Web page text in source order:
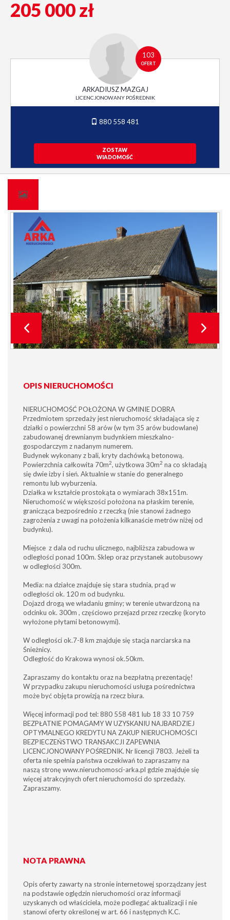
205 000 zł
103
OFERT
ARKADIUSZ MAZGAJ
LICENCJONOWANY POŚREDNIK
880 558 481
ZOSTAW
WIADOMOŚĆ
OPIS NIERUCHOMOŚCI
NIERUCHOMOŚĆ POŁOŻONA W GMINIE DOBRA
Przedmiotem sprzedaży jest nieruchomość składająca się z
działki o powierzchni 58 arów (w tym 35 arów budowlane)
zabudowanej drewnianym budynkiem mieszkalno-
gospodarczym z nadanym numerem.
Budynek wykonany z bali, kryty dachówką betonową.
Powierzchnia całkowita 70m2, użytkowa 30m2 na co składają
się dwie izby i sień. Aktualnie w stanie do generalnego
remontu lub wyburzenia.
Działka w kształcie prostokąta o wymiarach 38x151m.
Nieruchomość w większości położona na płaskim terenie,
granicząca bezpośrednio z rzeczką (nie stanowi żadnego
zagrożenia z uwagi na położenia kilkanaście metrów niżej od
budynku).
Miejsce z dala od ruchu ulicznego, najbliższa zabudowa w
odległości ponad 100m. Sklep oraz przystanek autobusowy
w odległości 300m.
Media: na działce znajduje się stara studnia, prąd w
odległości ok. 120 m od budynku.
Dojazd drogą we władaniu gminy; w terenie utwardzoną na
odcinku ok. 300m , częściowo przejazd przez rzeczkę (koryto
wyłożone płytami betonowymi).
W odległości ok.7-8 km znajduje się stacja narciarska na
Śnieżnicy.
Odległość do Krakowa wynosi ok.50km.
Zapraszamy do kontaktu oraz na bezpłatną prezentację!
W przypadku zakupu nieruchomości usługa pośrednictwa
może być objęta prowizją na rzecz biura.
Więcej informacji pod tel: 880 558 481 lub 18 33 10 759
BEZPŁATNIE POMAGAMY W UZYSKANIU NAJBARDZIEJ
OPTYMALNEGO KREDYTU NA ZAKUP NIERUCHOMOŚCI
BEZPIECZEŃSTWO TRANSAKCJI ZAPEWNIA
LICENCJONOWANY POŚREDNIK. Nr licencji 7803. Jeżeli ta
oferta nie spełnia państwa oczekiwań to zapraszamy na
naszą stronę www.nieruchomosci-arka.pl gdzie znajduje się
więcej atrakcyjnych ofert nieruchomości do sprzedaży.
Zapraszamy.
NOTA PRAWNA
Opis oferty zawarty na stronie internetowej sporządzany jest
na podstawie oględzin nieruchomości oraz informacji
uzyskanych od właściciela, może podlegać aktualizacji i nie
stanowi oferty określonej w art. 66 i następnych K.C.